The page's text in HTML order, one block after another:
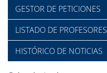
GESTOR DE PETICIONES
LISTADO DE PROFESORES
HISTÓRICO DE NOTICIAS